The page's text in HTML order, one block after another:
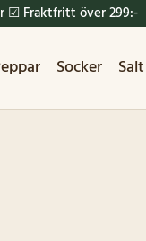
☑ Fraktfritt över 299:-
Socker Salt